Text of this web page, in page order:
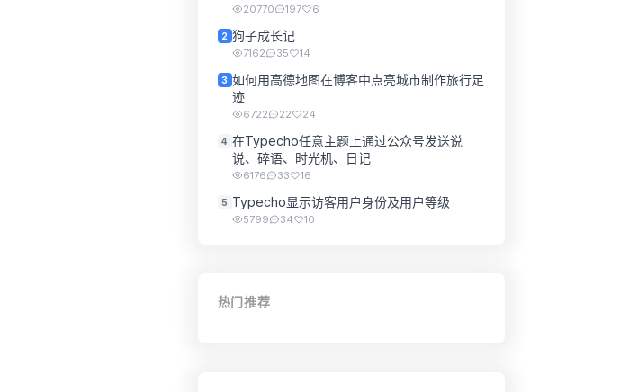
20770 197 6
2 狗子成长记
7162 35 14
3 如何用高德地图在博客中点亮城市制作旅行足
迹
6722 22 24
4 在Typecho任意主题上通过公众号发送说
说、碎语、时光机、日记
6176 33 16
5 Typecho显示访客用户身份及用户等级
5799 34 10
热门推荐